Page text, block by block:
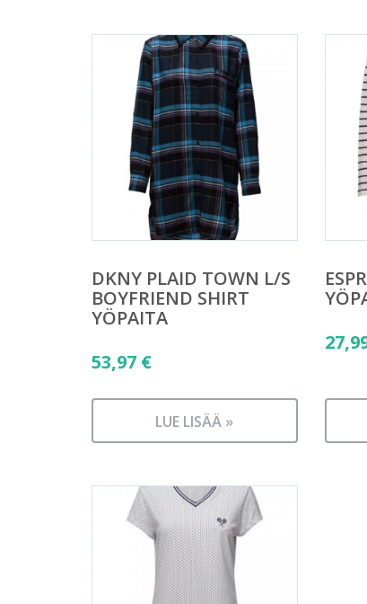
DKNY PLAID TOWN L/S
BOYFRIEND SHIRT
YÖPAITA
53,97 €
LUE LISÄÄ »